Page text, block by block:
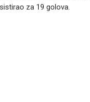
za 19 golova.